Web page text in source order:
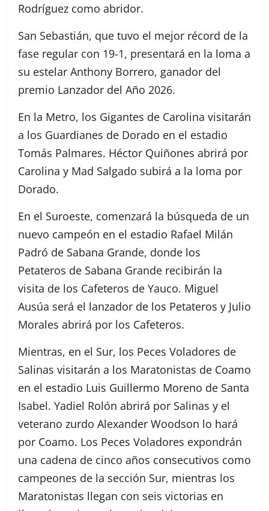
Rodríguez como abridor.
San Sebastián, que tuvo el mejor récord de la
fase regular con 19-1, presentará en la loma a
su estelar Anthony Borrero, ganador del
premio Lanzador del Año 2026.
En la Metro, los Gigantes de Carolina visitarán
a los Guardianes de Dorado en el estadio
Tomás Palmares. Héctor Quiñones abrirá por
Carolina y Mad Salgado subirá a la loma por
Dorado.
En el Suroeste, comenzará la búsqueda de un
nuevo campeón en el estadio Rafael Milán
Padró de Sabana Grande, donde los
Petateros de Sabana Grande recibirán la
visita de los Cafeteros de Yauco. Miguel
Ausúa será el lanzador de los Petateros y Julio
Morales abrirá por los Cafeteros.
Mientras, en el Sur, los Peces Voladores de
Salinas visitarán a los Maratonistas de Coamo
en el estadio Luis Guillermo Moreno de Santa
Isabel. Yadiel Rolón abrirá por Salinas y el
veterano zurdo Alexander Woodson lo hará
por Coamo. Los Peces Voladores expondrán
una cadena de cinco años consecutivos como
campeones de la sección Sur, mientras los
Maratonistas llegan con seis victorias en